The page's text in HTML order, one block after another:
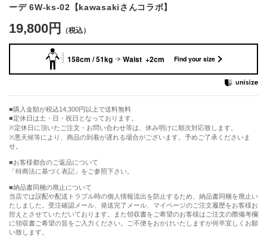
ーデ 6W-ks-02【kawasakiさんコラボ】
19,800円
158cm / 51kg Waist +2cm Find your size
購入金額が税込14,300円以上で送料無料
定休日は土・日・祝日となっております。
※定休日に頂いたご注文・お問い合わせ等は、休み明けに順次対応致します。
※悪天候等により、商品の到着が遅れる場合がございます。予めご了承くださいま
せ。
■お客様都合のご返品について
「特商法に基づく表記」をご参照下さい。
■納品書同梱の廃止について
当店では誤配や配送トラブル時の個人情報流出を防止するため、納品書同梱を廃止い
たしました。受注確認メール、発送完了メール、マイページのご注文履歴をお客様お
控えとさせていただいております。また領収書をご希望のお客様はご注文の際備考欄
に領収書ご希望の旨をご入力ください。ご不便をおかけいたしますが何卒宜しくお願
い致します。